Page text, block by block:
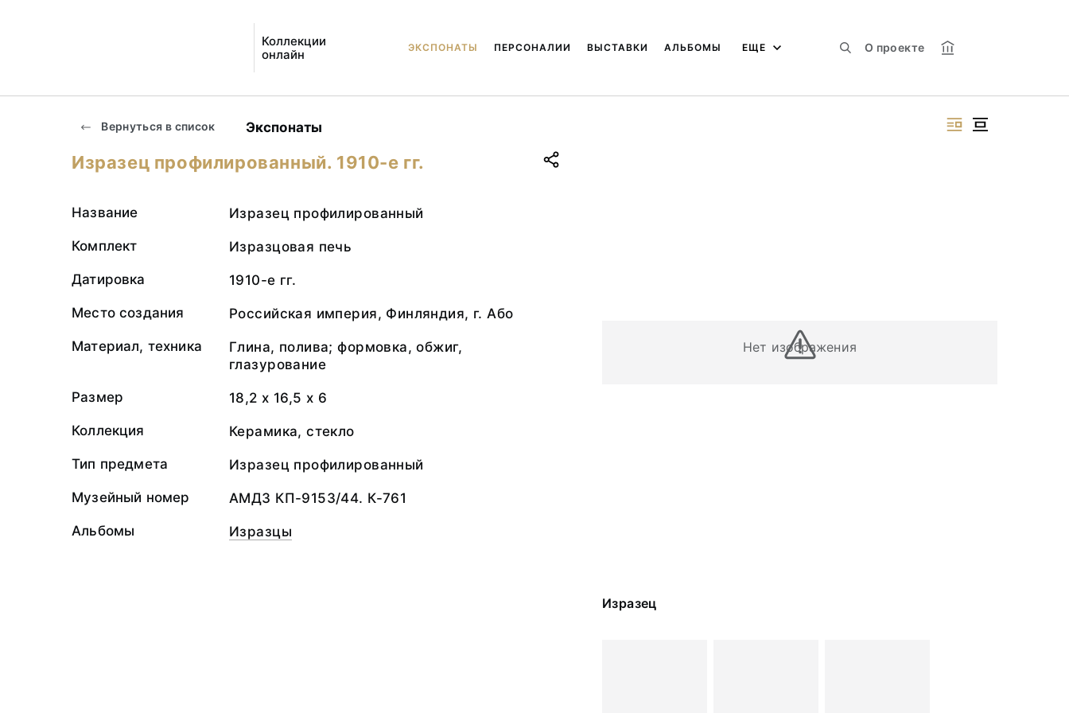
Коллекции
онлайн
О проекте
ЭКСПОНАТЫ ПЕРСОНАЛИИ ВЫСТАВКИ АЛЬБОМЫ ЕЩЕ
Вернуться в список Экспонаты
Нет изображения
Изразец
Изразец профилированный. 1910-е гг.
Название Изразец профилированный
Комплект Изразцовая печь
Датировка 1910-е гг.
Место создания Российская империя, Финляндия, г. Або
Материал, техника
Глина, полива; формовка, обжиг,
глазурование
Размер 18,2 х 16,5 х 6
Коллекция Керамика, стекло
Тип предмета Изразец профилированный
Музейный номер АМДЗ КП-9153/44. К-761
Альбомы Изразцы